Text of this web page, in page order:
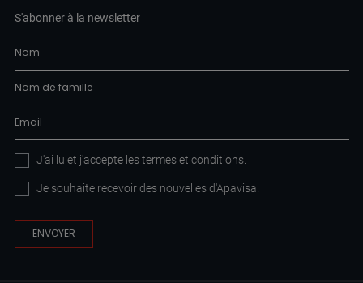
S'abonner à la newsletter
J'ai lu et j'accepte lestermes et conditions
Je souhaite recevoir des nouvelles d'Apavisa.